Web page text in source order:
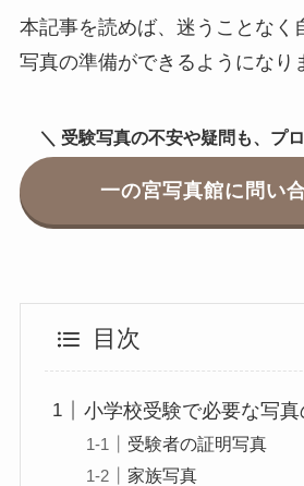
本記事を読めば、迷うことなく
写真の準備ができるようになり
＼ 受験写真の不安や疑問も、プ
一の宮写真館に問い
目次
小学校受験で必要な写
受験者の証明写真
家族写真